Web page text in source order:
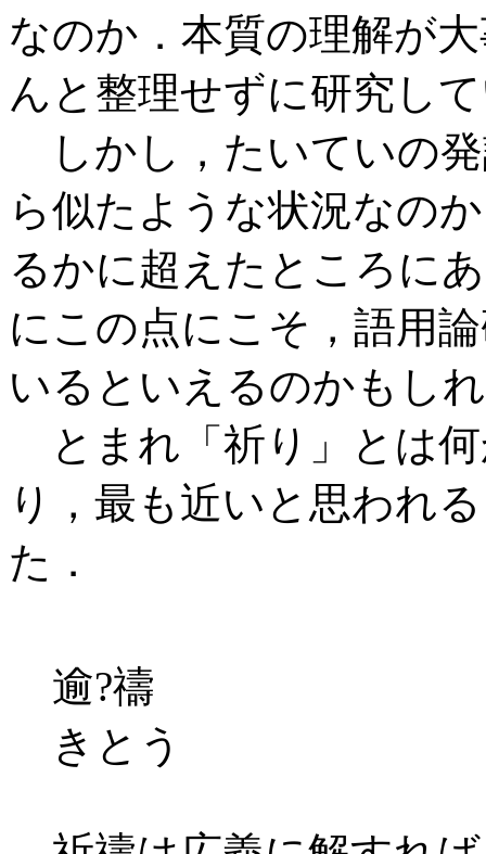
なのか．本質の理解が
んと整理せずに研究し
しかし，たいていの
ら似たような状況なの
るかに超えたところに
にこの点にこそ，語用
いるといえるのかもし
とまれ「祈り」とは何
り，最も近いと思われ
た．
逾?禱
きとう